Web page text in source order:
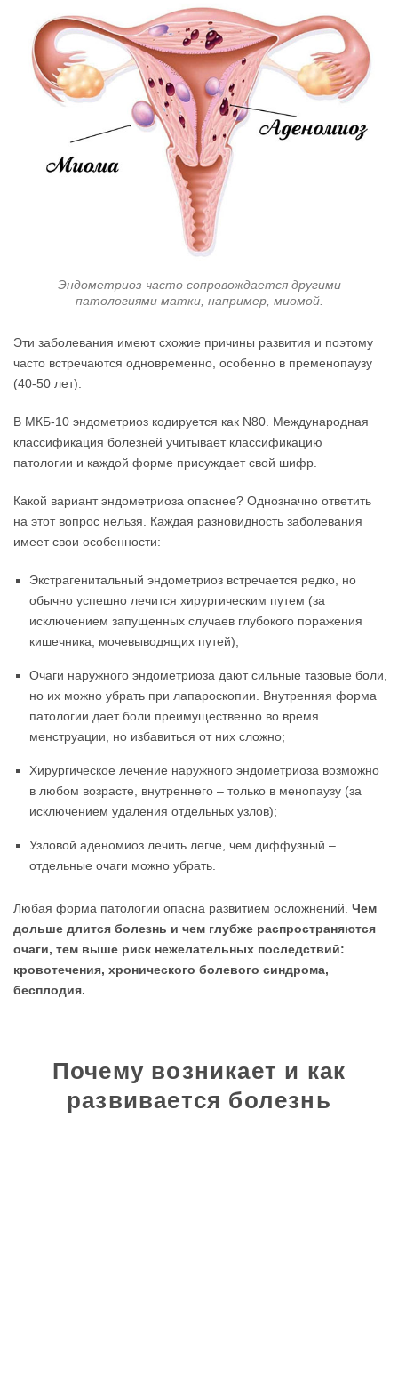
Эндометриоз часто сопровождается другими
патологиями матки, например, миомой.
Эти заболевания имеют схожие причины развития и поэтому
часто встречаются одновременно, особенно в пременопаузу
(40-50 лет).
В МКБ-10 эндометриоз кодируется как N80. Международная
классификация болезней учитывает классификацию
патологии и каждой форме присуждает свой шифр.
Какой вариант эндометриоза опаснее? Однозначно ответить
на этот вопрос нельзя. Каждая разновидность заболевания
имеет свои особенности:
Экстрагенитальный эндометриоз встречается редко, но
обычно успешно лечится хирургическим путем (за
исключением запущенных случаев глубокого поражения
кишечника, мочевыводящих путей);
Очаги наружного эндометриоза дают сильные тазовые боли,
но их можно убрать при лапароскопии. Внутренняя форма
патологии дает боли преимущественно во время
менструации, но избавиться от них сложно;
Хирургическое лечение наружного эндометриоза возможно
в любом возрасте, внутреннего – только в менопаузу (за
исключением удаления отдельных узлов);
Узловой аденомиоз лечить легче, чем диффузный –
отдельные очаги можно убрать.
Любая форма патологии опасна развитием осложнений. Чем
дольше длится болезнь и чем глубже распространяются
очаги, тем выше риск нежелательных последствий:
кровотечения, хронического болевого синдрома,
бесплодия.
Почему возникает и как
развивается болезнь